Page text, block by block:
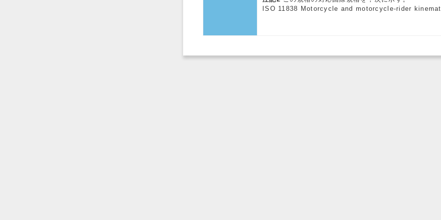
ISO 11838 Motorcycle and motorcycle-rider